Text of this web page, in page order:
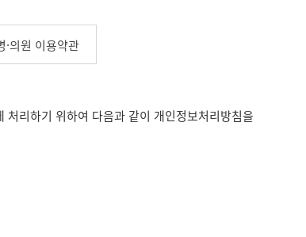
의원 이용약관
리하기 위하여 다음과 같이 개인정보처리방침을